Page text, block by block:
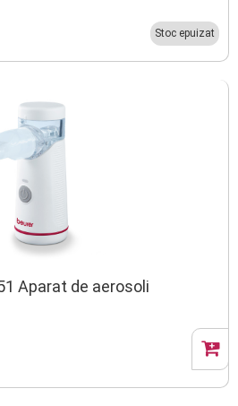
Stoc epuizat
Aparat de aerosoli